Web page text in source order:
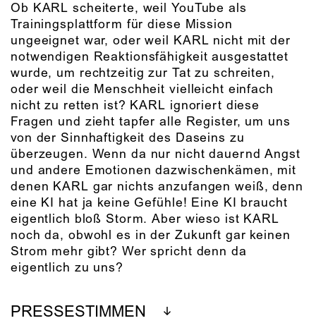
Ob KARL scheiterte, weil YouTube als
Trainingsplattform für diese Mission
ungeeignet war, oder weil KARL nicht mit der
notwendigen Reaktionsfähigkeit ausgestattet
wurde, um rechtzeitig zur Tat zu schreiten,
oder weil die Menschheit vielleicht einfach
nicht zu retten ist? KARL ignoriert diese
Fragen und zieht tapfer alle Register, um uns
von der Sinnhaftigkeit des Daseins zu
überzeugen. Wenn da nur nicht dauernd Angst
und andere Emotionen dazwischenkämen, mit
denen KARL gar nichts anzufangen weiß, denn
eine KI hat ja keine Gefühle! Eine KI braucht
eigentlich bloß Storm. Aber wieso ist KARL
noch da, obwohl es in der Zukunft gar keinen
Strom mehr gibt? Wer spricht denn da
eigentlich zu uns?
PRESSESTIMMEN